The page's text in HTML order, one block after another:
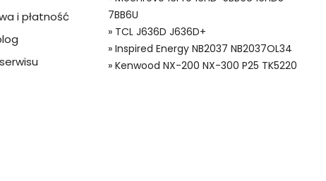
systemie PayPal możesz odzyskać całkowitą wartość
lub będzie się znacznie różnić od opisu.
do Smartfonów i Telefonów, Alternatywna bateria do TCL
i płatność
7BB6U
» TCL J636D J636D+
» Inspired Energy NB2037 NB2037OL34
» Kenwood NX-200 NX-300 P25 TK5220